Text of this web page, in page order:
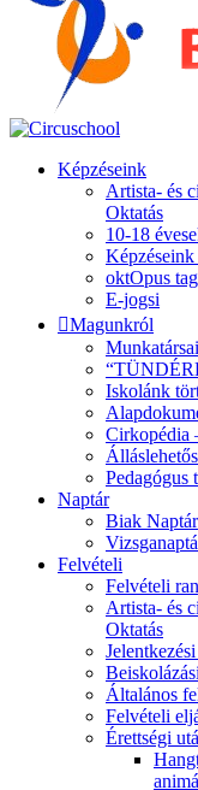
Képzéseink
Artista- és
Oktatás
10-18
oktOpus
E-jogsi
Magunkról
Iskolánk
Cirkopédia
Pedagógus
Naptár
Biak Naptár
Felvételi
Felvételi
Artista- és
Oktatás
Általános
Felvételi
Érettségi